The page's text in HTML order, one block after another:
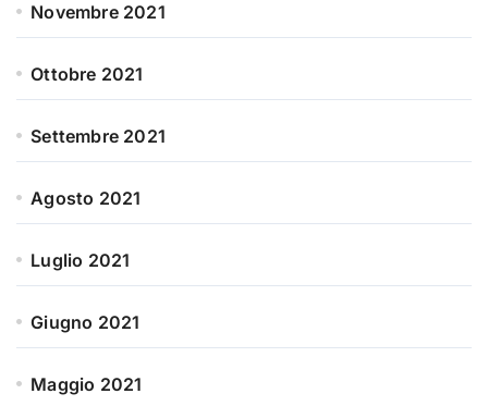
Novembre 2021
Ottobre 2021
Settembre 2021
Agosto 2021
Luglio 2021
Giugno 2021
Maggio 2021